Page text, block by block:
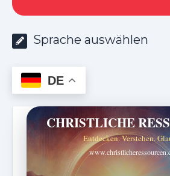
Sprache auswählen
DE
CHRISTLICHE
Entdecken. Verstehen.